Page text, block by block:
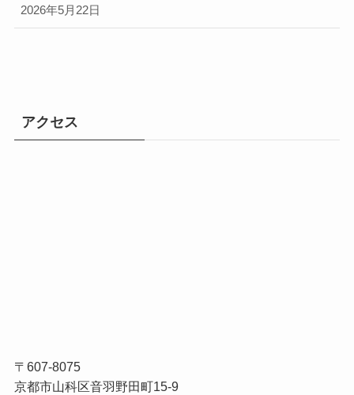
2026年5月22日
アクセス
〒607-8075
京都市山科区音羽野田町15-9